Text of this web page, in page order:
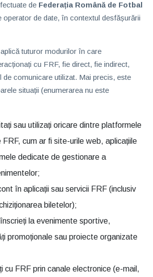
de Federația Română de Fotbal
operator de date, în contextul desfășurării
tuturor modurilor în care
cu FRF, fie direct, fie indirect,
de comunicare utilizat. Mai precis, este
situații (enumerarea nu este
sau utilizați oricare dintre platformele
cum ar fi site-urile web, aplicațiile
dedicate de gestionare a
în aplicații sau servicii FRF (inclusiv
biletelor);
la evenimente sportive,
promoționale sau proiecte organizate
cu FRF prin canale electronice (e-mail,